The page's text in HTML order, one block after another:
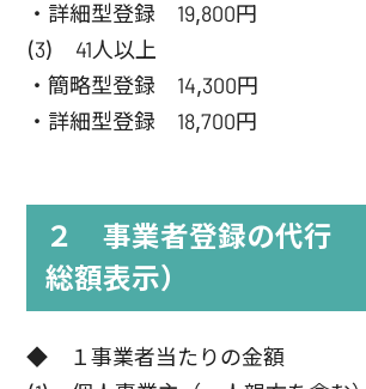
・詳細型登録 19,800円
(3) 41人以上
・簡略型登録 14,300円
・詳細型登録 18,700円
２ 事業者登録の代行
総額表示）
◆ １事業者当たりの金額